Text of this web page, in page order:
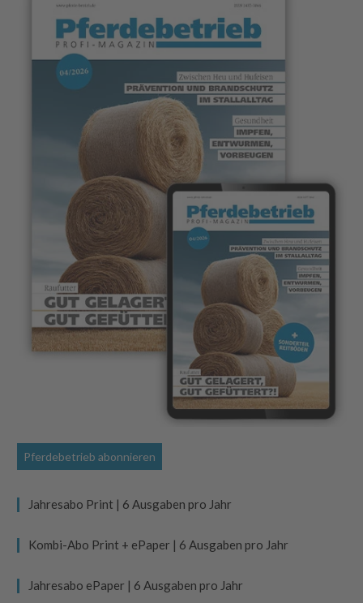
Pferdebetrieb abonnieren
Jahresabo Print | 6 Ausgaben pro Jahr
Kombi-Abo Print + ePaper | 6 Ausgaben pro Jahr
Jahresabo ePaper | 6 Ausgaben pro Jahr